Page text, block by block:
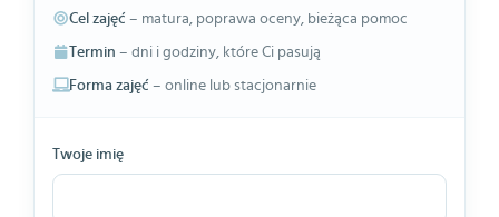
Cel zajęć – matura, poprawa oceny, bieżąca pomoc
Termin – dni i godziny, które Ci pasują
Forma zajęć – online lub stacjonarnie
Twoje imię